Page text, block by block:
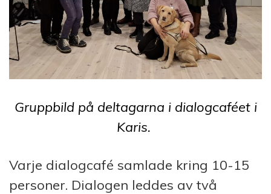
Gruppbild på deltagarna i dialogcaféet i
Karis.
Varje dialogcafé samlade kring 10-15
personer. Dialogen leddes av två